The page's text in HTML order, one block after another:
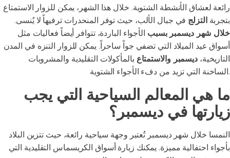
رائعة لعشاق الأنشطة الشتوية. خلال هذا الشهر، يمكن للزوار الاستمتاع
بتجربة التزلج في جبال الألب، حيث توفر المنحدرات ترفيهاً لا يُنسى.
خلال شهر ديسمبر بسبب الأجواء الباردة، تتوافر أيضاً فعاليات مثل
أسواق عيد الميلاد التي تضفي جواً ساحراً. يمكن للزوار التنزه في المدن
التاريخية، ديسمبر والاستمتاع بالمأكولات التقليدية والمشروبات
الساخنة التي تزيد من دفء الأجواء الشتوية.
ما هي المعالم السياحية التي يجب
زيارتها في ديسمبر؟
النمسا خلال شهر ديسمبر تُعتبر وجهة سياحية رائعة، حيث تتزين البلاد
بأجواء احتفالية مميزة. يمكنك زيارة أسواق الكريسماس التقليدية التي